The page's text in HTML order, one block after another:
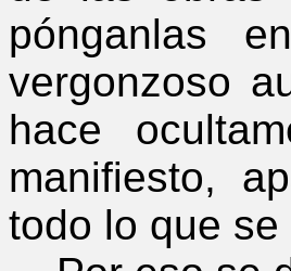
pónganlas
vergonzoso
hace
manifiesto,
todo lo que